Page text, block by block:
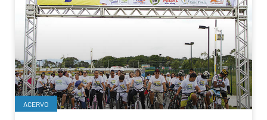
ACERVO